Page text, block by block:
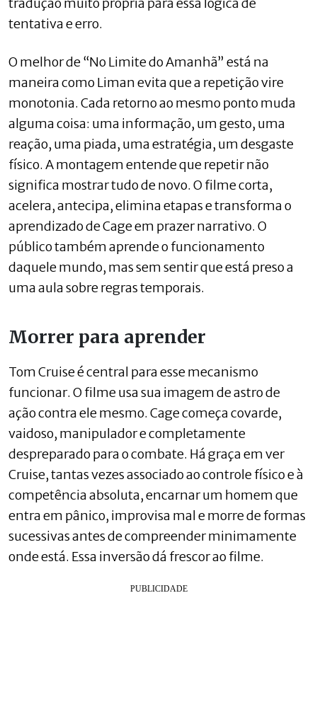
tentativa e erro.
O melhor de “No Limite do Amanhã” está na
maneira como Liman evita que a repetição vire
monotonia. Cada retorno ao mesmo ponto muda
alguma coisa: uma informação, um gesto, uma
reação, uma piada, uma estratégia, um desgaste
físico. A montagem entende que repetir não
significa mostrar tudo de novo. O filme corta,
acelera, antecipa, elimina etapas e transforma o
aprendizado de Cage em prazer narrativo. O
público também aprende o funcionamento
daquele mundo, mas sem sentir que está preso a
uma aula sobre regras temporais.
Morrer para aprender
Tom Cruise é central para esse mecanismo
funcionar. O filme usa sua imagem de astro de
ação contra ele mesmo. Cage começa covarde,
vaidoso, manipulador e completamente
despreparado para o combate. Há graça em ver
Cruise, tantas vezes associado ao controle físico e à
competência absoluta, encarnar um homem que
entra em pânico, improvisa mal e morre de formas
sucessivas antes de compreender minimamente
onde está. Essa inversão dá frescor ao filme.